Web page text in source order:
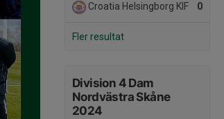
0
Croatia Helsingborg KIF
Fler resultat
Division 4 Dam
Nordvästra Skåne
2024